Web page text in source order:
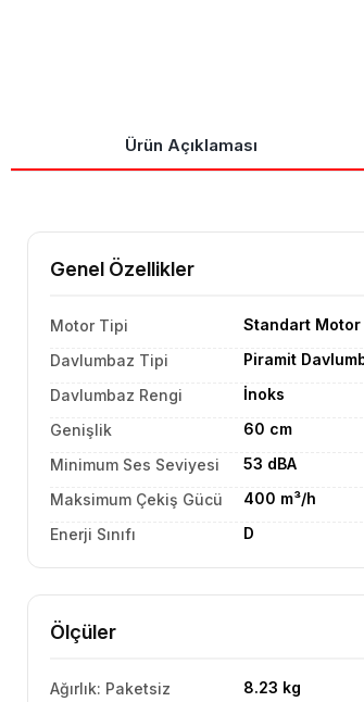
Ürün Açıklaması
Genel Özellikler
Motor Tipi
Standart Motor
Davlumbaz Tipi
Piramit
Davlumbaz Rengi
İnoks
Genişlik
60 cm
Minimum Ses Seviyesi
53 dBA
Maksimum Çekiş Gücü
400 m³/h
Enerji Sınıfı
D
Ölçüler
Ağırlık: Paketsiz
8.23 kg